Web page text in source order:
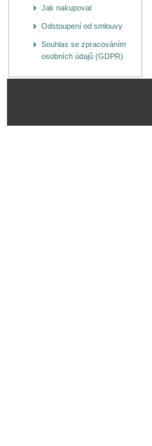
Jak nakupovat
Odstoupení od smlouvy
Souhlas se zpracováním
osobních údajů (GDPR)